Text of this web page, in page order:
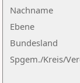
Nachname
Ebene
Bundesland
Spgem./Kreis/